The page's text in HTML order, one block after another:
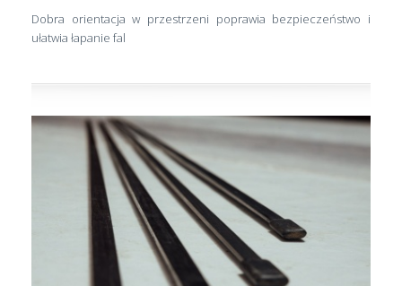
Dobra orientacja w przestrzeni poprawia bezpieczeństwo i
ułatwia łapanie fal